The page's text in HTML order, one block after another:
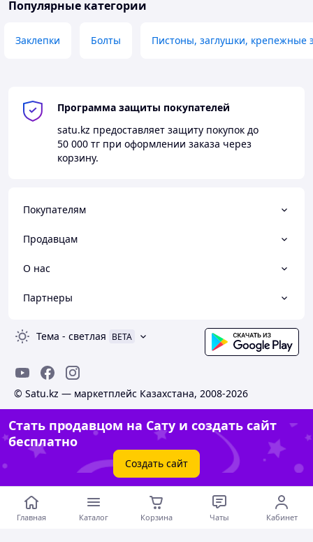
Популярные категории
Заклепки Болты Пистоны, заглушки, крепежные
Программа защиты покупателей
satu.kz предоставляет защиту покупок до
50 000 тг при оформлении заказа через
корзину.
Покупателям
Продавцам
О нас
Партнеры
Тема - светлая BETA
© Satu.kz — маркетплейс Казахстана, 2008-2026
Стать продавцом на Сату и создать сайт
бесплатно
Создать сайт
Главная Каталог Корзина Чаты Кабинет